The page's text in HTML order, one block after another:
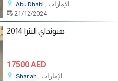
Abu Dhabi
, الإمارات
21/12/2024
هيونداي النترا 2014
17500 AED
Sharjah
, الإمارات